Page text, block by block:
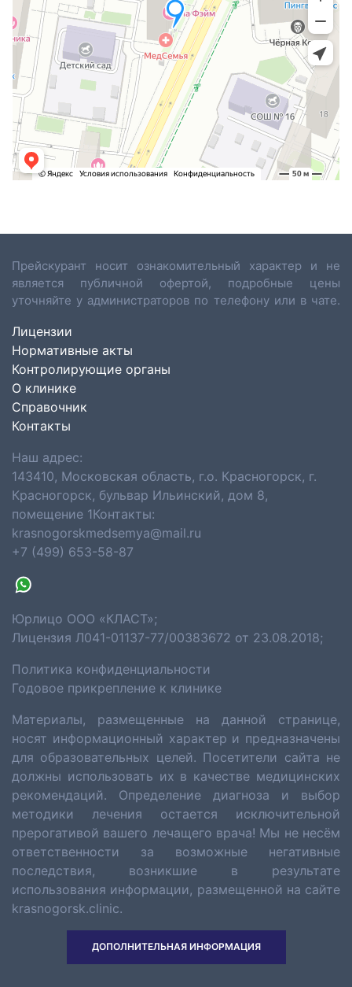
Прейскурант носит ознакомительный характер и не
является публичной офертой, подробные цены
уточняйте у администраторов по телефону или в чате.
Лицензии
Нормативные акты
Контролирующие органы
О клинике
Справочник
Контакты
Наш адрес:
143410, Московская область, г.о. Красногорск, г.
Красногорск, бульвар Ильинский, дом 8,
помещение 1Контакты:
krasnogorskmedsemya@mail.ru
+7 (499) 653-58-87
Юрлицо ООО «КЛАСТ»;
Лицензия Л041-01137-77/00383672 от 23.08.2018;
Политика конфиденциальности
Годовое прикрепление к клинике
Материалы, размещенные на данной странице,
носят информационный характер и предназначены
для образовательных целей. Посетители сайта не
должны использовать их в качестве медицинских
рекомендаций. Определение диагноза и выбор
методики лечения остается исключительной
прерогативой вашего лечащего врача! Мы не несём
ответственности за возможные негативные
последствия, возникшие в результате
использования информации, размещенной на сайте
krasnogorsk.clinic.
ДОПОЛНИТЕЛЬНАЯ ИНФОРМАЦИЯ